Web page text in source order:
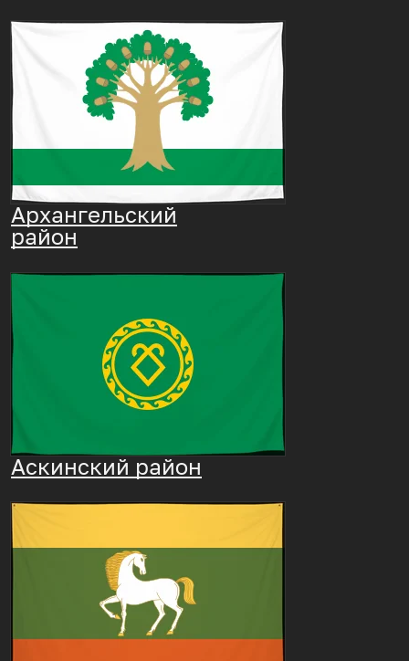
Архангельский
район
Аскинский район